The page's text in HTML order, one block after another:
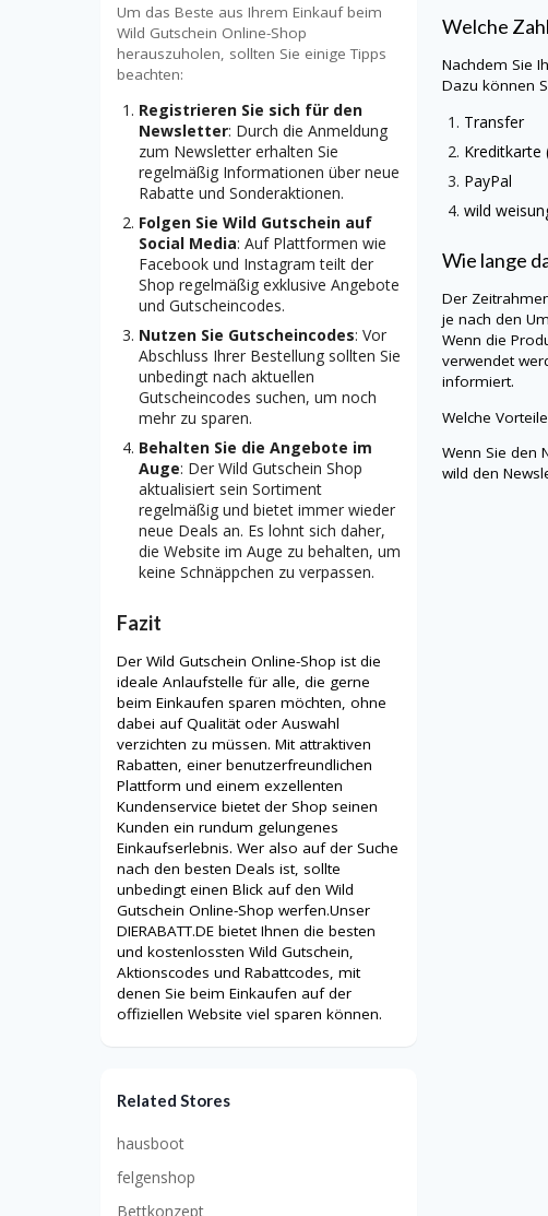
Welche
Nachdem Sie
Dazu können
Transfer
PayPal
wild
Wie lange
Der
je nach den
Wenn die
verwendet
informiert.
Welche
Wenn Sie den
wildden
Um das Beste aus Ihrem Einkauf beim
Wild Gutschein Online-Shop
herauszuholen, sollten Sie einige Tipps
beachten:
Registrieren Sie sich für den
Newsletter: Durch die Anmeldung
zum Newsletter erhalten Sie
regelmäßig Informationen über neue
Rabatte und Sonderaktionen.
Folgen Sie Wild Gutschein auf
Social Media: Auf Plattformen wie
Facebook und Instagram teilt der
Shop regelmäßig exklusive Angebote
und Gutscheincodes.
Nutzen Sie Gutscheincodes: Vor
Abschluss Ihrer Bestellung sollten Sie
unbedingt nach aktuellen
Gutscheincodes suchen, um noch
mehr zu sparen.
Behalten Sie die Angebote im
Auge: Der Wild Gutschein Shop
aktualisiert sein Sortiment
regelmäßig und bietet immer wieder
neue Deals an. Es lohnt sich daher,
die Website im Auge zu behalten, um
keine Schnäppchen zu verpassen.
Fazit
Der Wild Gutschein Online-Shop ist die
ideale Anlaufstelle für alle, die gerne
beim Einkaufen sparen möchten, ohne
dabei auf Qualität oder Auswahl
verzichten zu müssen. Mit attraktiven
Rabatten, einer benutzerfreundlichen
Plattform und einem exzellenten
Kundenservice bietet der Shop seinen
Kunden ein rundum gelungenes
Einkaufserlebnis. Wer also auf der Suche
nach den besten Deals ist, sollte
unbedingt einen Blick auf den Wild
Gutschein Online-Shop werfen.Unser
DIERABATT.DE bietet Ihnen die besten
und kostenlossten Wild Gutschein,
Aktionscodes und Rabattcodes, mit
denen Sie beim Einkaufen auf der
offiziellen Website viel sparen können.
Related Stores
hausboot
felgenshop
Bettkonzept